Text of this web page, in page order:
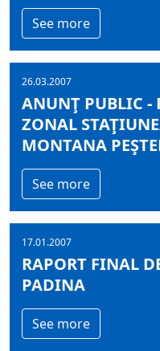
See more
26.03.2007
ANUNŢ PUBLIC -
ZONAL
MONTANA
See more
17.01.2007
RAPORT FINAL
PADINA
See more